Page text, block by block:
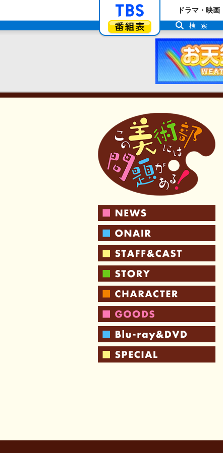
「TBSテレビ」
番組表
ドラマ・映画
検索